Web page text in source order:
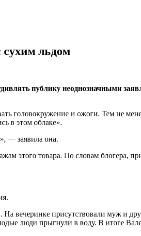
сухим льдом
публику неоднозначными
головокружение и ожоги. Тем не
в этом облаке».
— заявила она.
этого товара. По словам блогера,
вечеринке присутствовали муж и
люди прыгнули в воду. В итоге